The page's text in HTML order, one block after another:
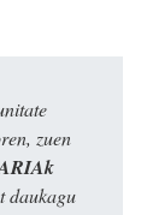
zuen
daukagu